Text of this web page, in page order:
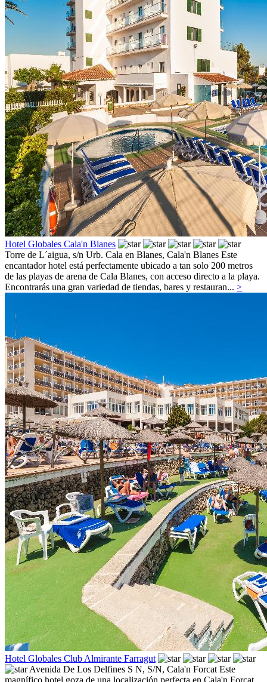
Hotel Globales Cala'n Blanes
Torre de L´aigua, s/n Urb. Cala en Blanes, Cala'n Blanes Este
encantador hotel está perfectamente ubicado a tan solo 200 metros
de las playas de arena de Cala Blanes, con acceso directo a la playa.
Encontrarás una gran variedad de tiendas, bares y restauran... >
Hotel Globales Club Almirante Farragut
Avenida De Los Delfines S N, S/N, Cala'n ForcatEste